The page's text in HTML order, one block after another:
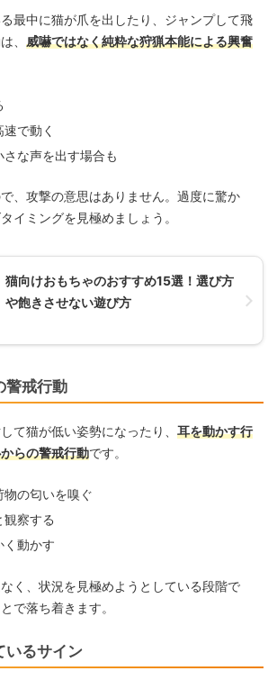
最中に猫が爪を出したり、ジャンプして飛
、 威嚇ではなく純粋な狩猟本能による興奮
で動く
な声を出す場合も
、攻撃の意思はありません。過度に驚か
イミングを見極めましょう。
猫向けおもちゃのおすすめ15選！選び方
や飽きさせない遊び方
警戒行動
て猫が低い姿勢になったり、 耳を動かす行
らの警戒行動です。
物の匂いを嗅ぐ
察する
く動かす
く、状況を見極めようとしている段階で
で落ち着きます。
いるサイン